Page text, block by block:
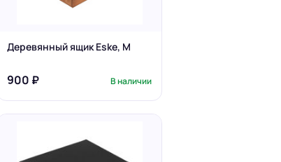
Деревянный ящик Eske, M
900 ₽ В наличии